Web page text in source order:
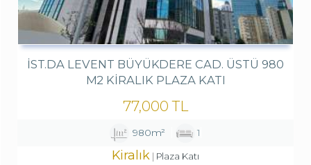
İST.DA LEVENT BÜYÜKDERE CAD. ÜSTÜ 980
M2 KIRALIK PLAZA KATI
77,000 TL
980m² 1
Kiralık
Plaza Katı